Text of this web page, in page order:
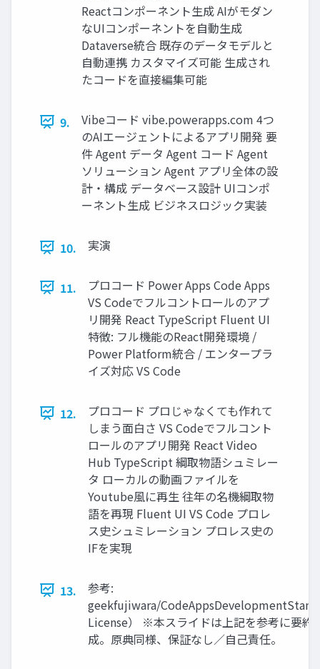
Reactコンポーネント生成 AIがモダン
なUIコンポーネントを自動生成
Dataverse統合 既存のデータモデルと
自動連携 カスタマイズ可能 生成され
たコードを直接編集可能
9.
Vibeコード vibe.powerapps.com 4つ
のAIエージェントによるアプリ開発 要
件 Agent データ Agent コード Agent
ソリューション Agent アプリ全体の設
計・構成 データベース設計 UIコンポ
ーネント生成 ビジネスロジック実装
10. 実演
11.
プロコード Power Apps Code Apps
VS Codeでフルコントロールのアプ
リ開発 React TypeScript Fluent UI
特徴: フル機能のReact開発環境 /
Power Platform統合 / エンタープラ
イズ対応 VS Code
12.
プロコード プロじゃなくても作れて
しまう面白さ VS Codeでフルコント
ロールのアプリ開発 React Video
Hub TypeScript 綱取物語シュミレー
タ ローカルの動画ファイルを
Youtube風に再生 往年の名機綱取物
語を再現 Fluent UI VS Code プロレ
ス史シュミレーション プロレス史の
IFを実現
13.
参考:
geekfujiwara/
License） ※本スライドは上記を参考に要約
成。原典同様、保証なし／自己責任。